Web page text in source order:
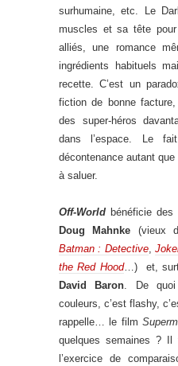
surhumaine, etc. Le
muscles et sa tête pour
alliés, une romance
ingrédients habituels
recette. C’est un
fiction de bonne
des super-héros
dans l’espace. Le
décontenance autant
à saluer.
Off-World bénéficie
Doug Mahnke (vieux
Batman : Detective,
the Red Hood…) et,
David Baron. De quoi
couleurs, c’est flashy,
rappelle… le film
quelques semaines ?
l’exercice de